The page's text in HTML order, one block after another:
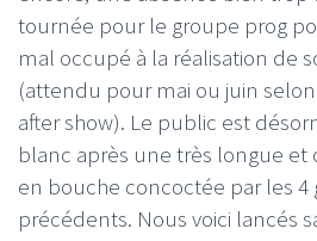
tournée pour le groupe prog
mal occupé à la réalisation de
(attendu pour mai ou juin selon
after show). Le public est
blanc après une très longue et
en bouche concoctée par les 4
précédents. Nous voici lancés